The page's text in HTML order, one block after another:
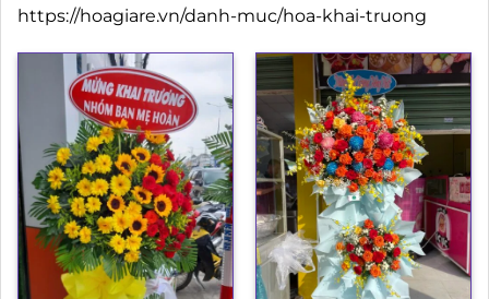
https://hoagiare.vn/danh-muc/hoa-khai-truong